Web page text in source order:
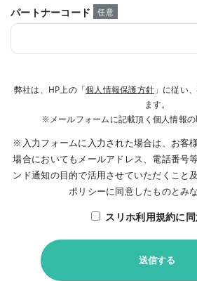
パートナーコード 任意
弊社は、HP上の「個人情報保護方針 」に従い
ます。
※メールフォームに記載頂く個人情報
※入力フォームに入力された場合は、お客
場合においてもメールアドレス、電話番号
ンド通知の目的で活用させていただくこと
ポリシーに同意したものとみ
スリホ利用規約に